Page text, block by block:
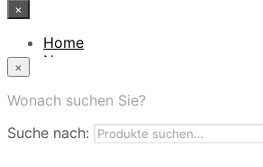
×
Home
News
App
Nutzungbedingungen
×
Wonach suchen Sie?
Suche nach: